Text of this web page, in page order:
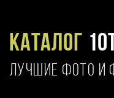
Каталог
ЛУЧШИЕ ФОТО И